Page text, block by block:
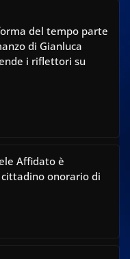
del tempo parte
di Gianluca
i riflettori su
Affidato è
onorario di